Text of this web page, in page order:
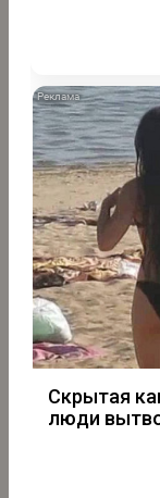
Скрытая
люди